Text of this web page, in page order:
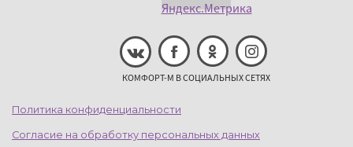
КОМФОРТ-М В СОЦИАЛЬНЫХ СЕТЯХ
Политика конфиденциальности
Согласие на обработку персональных данных